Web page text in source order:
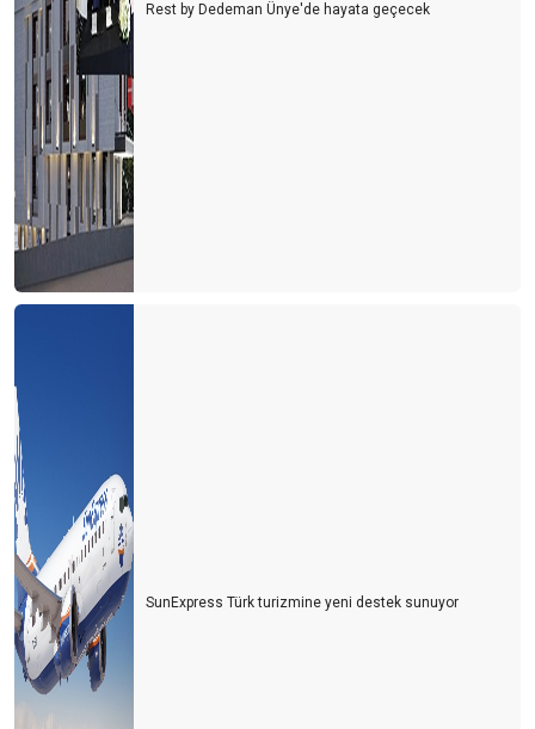
Usulca turistin yanına sokuldum
Dünya kenti Antalya böyle mi olmalıydı?
Ne devletler ne de işletmeler bilmiyor?
Bu gidişle yaz turizmi de tehlikede
Turizm sezonunun açılışı papatya falına döndü
Turizm iyi mi olacak? Kötü mü olacak? Gerçek nedir?
CEVABI OLMAYAN SORU
Turizmde herkes bildiğini okuyor
Şeffaf olmazsak turist gelmek istemez
Turizmin Albayı aramızdan ayrıldı
Son dakika umut oldu
Turizmci umudunu kaybetmemek için direniyor
2021 yılı turizmde umut ve endişe yılı olacak
Rest by Dedeman Ünye'de hayata geçecek
SunExpress Türk turizmine yeni destek sunuyor